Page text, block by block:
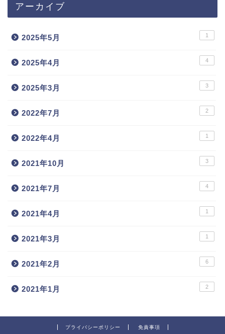
アーカイブ
2025年5月 1
2025年4月 4
2025年3月 3
2022年7月 2
2022年4月 1
2021年10月 3
2021年7月 4
2021年4月 1
2021年3月 1
2021年2月 6
2021年1月 2
プライバシーポリシー 免責事項